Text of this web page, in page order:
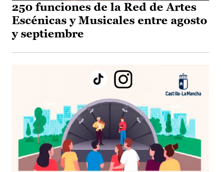
250 funciones de la Red de Artes
Escénicas y Musicales entre agosto
y septiembre